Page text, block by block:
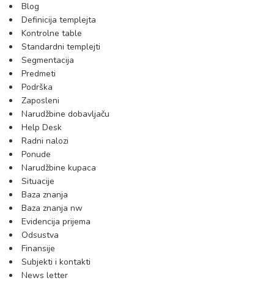
Blog
Definicija templejta
Kontrolne table
Standardni templejti
Segmentacija
Predmeti
Podrška
Zaposleni
Narudžbine dobavljaču
Help Desk
Radni nalozi
Ponude
Narudžbine kupaca
Situacije
Baza znanja
Baza znanja nw
Evidencija prijema
Odsustva
Finansije
Subjekti i kontakti
News letter